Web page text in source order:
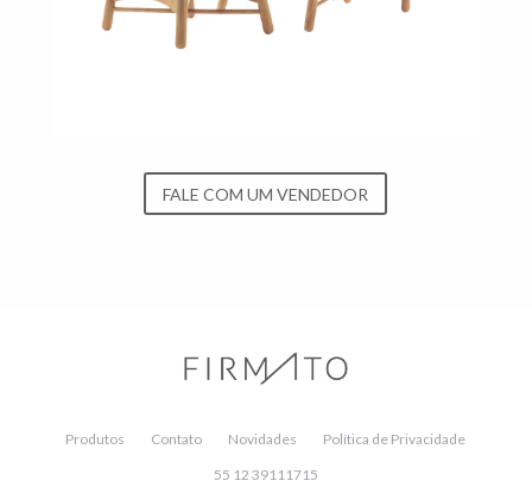
FALE COM UM VENDEDOR
Produtos Contato Novidades
Política de Privacidade
55 12 39111715